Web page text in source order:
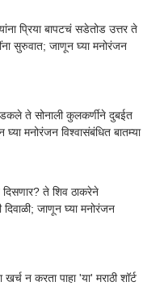
प्रिया बापटचं सडेतोड उत्तर ते
सुरुवात; जाणून घ्या मनोरंजन
ते सोनाली कुलकर्णीने दुबईत
मनोरंजन विश्वासंबंधित बातम्या
ते शिव ठाकरेने
जाणून घ्या मनोरंजन
पाहा 'या' मराठी शॉर्ट